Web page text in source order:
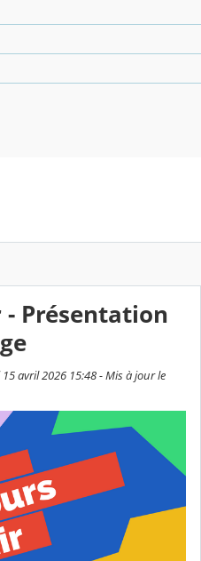
Présentation
avril 2026 15:48 - Mis à jour le